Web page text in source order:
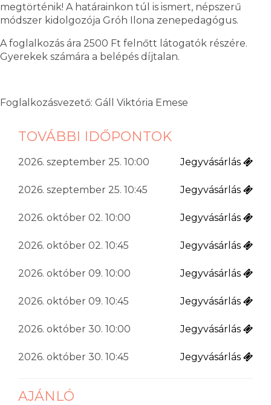
megtörténik! A határainkon túl is ismert, népszerű
módszer kidolgozója Gróh Ilona zenepedagógus.
A foglalkozás ára 2500 Ft felnőtt látogatók részére.
Gyerekek számára a belépés díjtalan.
Foglalkozásvezető: Gáll Viktória Emese
TOVÁBBI IDŐPONTOK
2026. szeptember 25. 10:00 Jegyvásárlás
2026. szeptember 25. 10:45 Jegyvásárlás
2026. október 02. 10:00 Jegyvásárlás
2026. október 02. 10:45 Jegyvásárlás
2026. október 09. 10:00 Jegyvásárlás
2026. október 09. 10:45 Jegyvásárlás
2026. október 30. 10:00 Jegyvásárlás
2026. október 30. 10:45 Jegyvásárlás
AJÁNLÓ